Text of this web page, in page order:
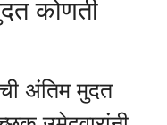
कोणती
अंतिम मुदत